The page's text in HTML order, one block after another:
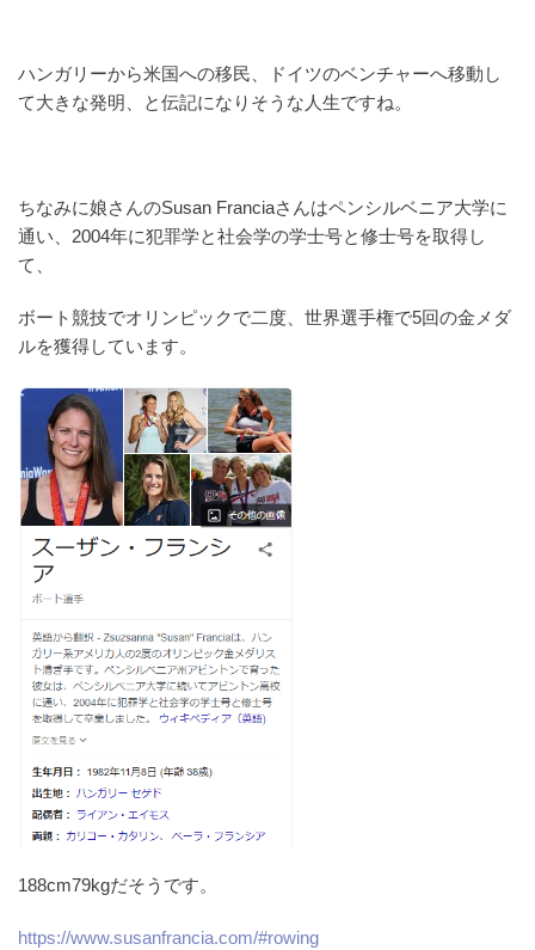
ハンガリーから米国への移民、ドイツのベンチャーへ移動し
て大きな発明、と伝記になりそうな人生ですね。
ちなみに娘さんのSusan Franciaさんはペンシルベニア大学に
通い、2004年に犯罪学と社会学の学士号と修士号を取得し
て、
ボート競技でオリンピックで二度、世界選手権で5回の金メダ
ルを獲得しています。
188cm79kgだそうです。
https://www.susanfrancia.com/#rowing